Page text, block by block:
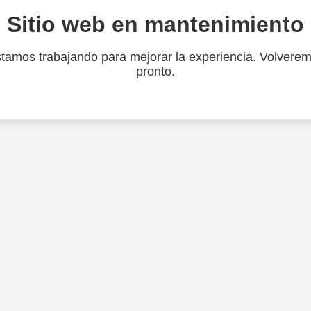
Sitio web en mantenimiento
trabajando para mejorar la experiencia.
pronto.